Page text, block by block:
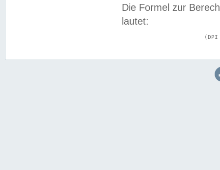
Die Formel zur
lautet: